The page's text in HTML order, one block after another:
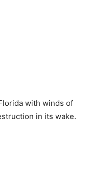
with winds of
in its wake.